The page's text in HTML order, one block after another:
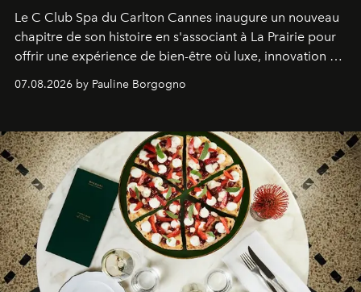
Le C Club Spa du Carlton Cannes inaugure un nouveau
chapitre de son histoire en s'associant à La Prairie pour
offrir une expérience de bien-être où luxe, innovation et
expertise se rencontrent.
07.08.2026 by Pauline Borgogno